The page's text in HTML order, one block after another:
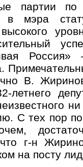
партии
в мэра
В.
летнего
С тех пор
г-н
на посту